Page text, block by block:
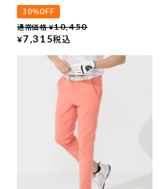
30％OFF
通常価格 ¥10,450
¥7,315税込